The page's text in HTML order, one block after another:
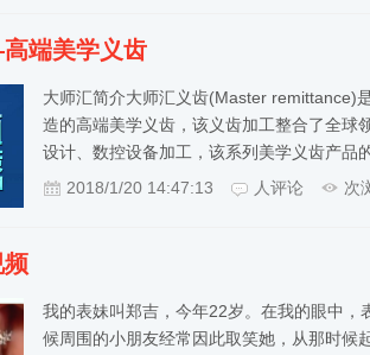
端美学义齿
大师汇简介大师汇义齿(Master
造的高端美学义齿，该义齿加工整合了全球
设计、数控设备加工，该系列美学义齿产
2018/1/20 14:47:13
人评论 次
频
我的表妹叫郑吉，今年22岁。在我的眼中
候周围的小朋友经常因此取笑她，从那时候